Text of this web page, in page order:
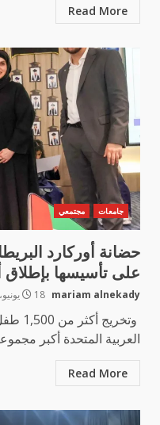
Read More
جامعات مجتمعي
على تأسيسها بإطلاق
mariam alnekady 18 يونيو، 2026
العربية المتحدة أكبر
Read More